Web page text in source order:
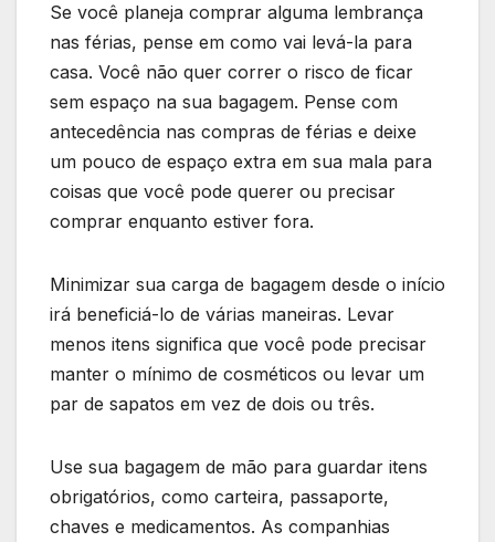
Se você planeja comprar alguma lembrança
nas férias, pense em como vai levá-la para
casa. Você não quer correr o risco de ficar
sem espaço na sua bagagem. Pense com
antecedência nas compras de férias e deixe
um pouco de espaço extra em sua mala para
coisas que você pode querer ou precisar
comprar enquanto estiver fora.
Minimizar sua carga de bagagem desde o início
irá beneficiá-lo de várias maneiras. Levar
menos itens significa que você pode precisar
manter o mínimo de cosméticos ou levar um
par de sapatos em vez de dois ou três.
Use sua bagagem de mão para guardar itens
obrigatórios, como carteira, passaporte,
chaves e medicamentos. As companhias